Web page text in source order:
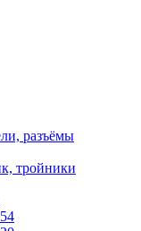
разъёмы
тройники